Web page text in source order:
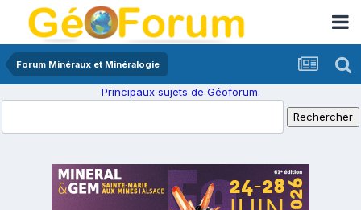
Forum Minéraux et Minéralogie
Principaux sujets de Géoforum.